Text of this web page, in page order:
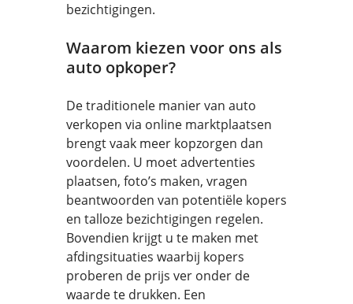
bezichtigingen.
Waarom kiezen voor ons als
auto opkoper?
De traditionele manier van auto
verkopen via online marktplaatsen
brengt vaak meer kopzorgen dan
voordelen. U moet advertenties
plaatsen, foto’s maken, vragen
beantwoorden van potentiële kopers
en talloze bezichtigingen regelen.
Bovendien krijgt u te maken met
afdingsituaties waarbij kopers
proberen de prijs ver onder de
waarde te drukken. Een